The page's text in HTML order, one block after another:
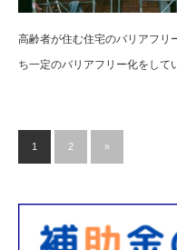
高齢者が住む住宅のバリアフリ
ち一定のバリアフリー化をして
1 2 »